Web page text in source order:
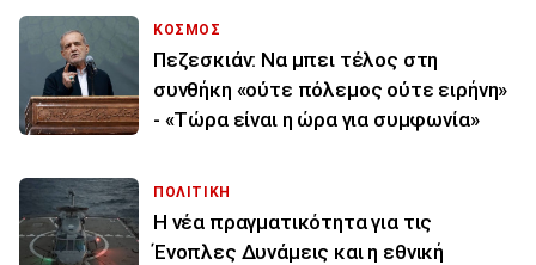
ΚΟΣΜΟΣ
Πεζεσκιάν: Να μπει τέλος στη
συνθήκη «ούτε πόλεμος ούτε ειρήνη»
- «Τώρα είναι η ώρα για συμφωνία»
ΠΟΛΙΤΙΚΗ
Η νέα πραγματικότητα για τις
Ένοπλες Δυνάμεις και η εθνική